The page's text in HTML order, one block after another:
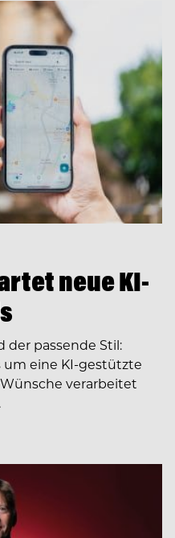
neue KI-
der passende Stil:
um eine KI-gestützte
verarbeitet